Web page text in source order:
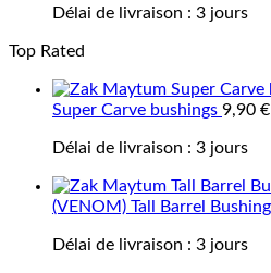
Délai de livraison : 3 jours
Top Rated
Super Carve bushings 9,90 €
Délai de livraison : 3 jours
(VENOM) Tall Barrel
Délai de livraison : 3 jours